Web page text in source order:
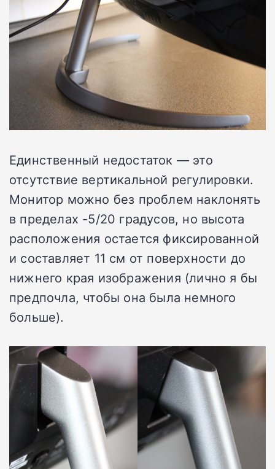
Единственный недостаток — это
отсутствие вертикальной регулировки.
Монитор можно без проблем наклонять
в пределах -5/20 градусов, но высота
расположения остается фиксированной
и составляет 11 см от поверхности до
нижнего края изображения (лично я бы
предпочла, чтобы она была немного
больше).